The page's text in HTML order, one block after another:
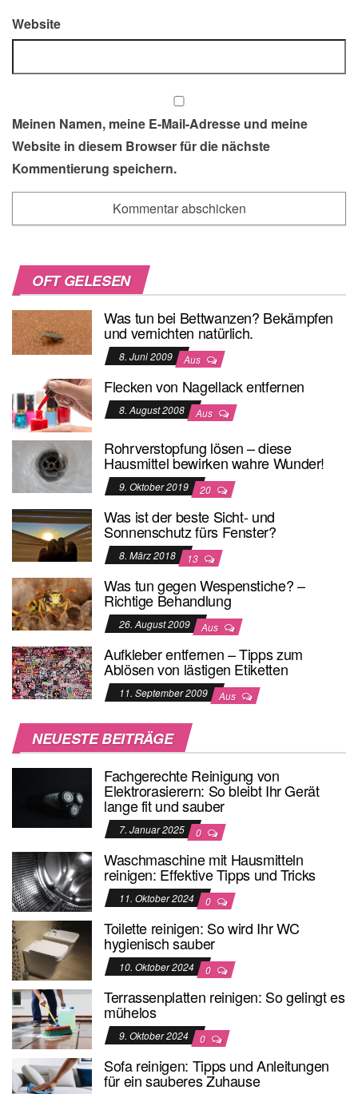
Website
Meinen Namen, meine E-Mail-Adresse und meine
Website in diesem Browser für die nächste
Kommentierung speichern.
OFT GELESEN
Was tun bei Bettwanzen? Bekämpfen
und vernichten natürlich.
8. Juni 2009 Aus
Flecken von Nagellack entfernen
8. August 2008 Aus
Rohrverstopfung lösen – diese
Hausmittel bewirken wahre Wunder!
9. Oktober 2019 20
Was ist der beste Sicht- und
Sonnenschutz fürs Fenster?
8. März 2018 13
Was tun gegen Wespenstiche? –
Richtige Behandlung
26. August 2009 Aus
Aufkleber entfernen – Tipps zum
Ablösen von lästigen Etiketten
11. September 2009 Aus
NEUESTE BEITRÄGE
Fachgerechte Reinigung von
Elektrorasierern: So bleibt Ihr Gerät
lange fit und sauber
7. Januar 2025 0
Waschmaschine mit Hausmitteln
reinigen: Effektive Tipps und Tricks
11. Oktober 2024 0
Toilette reinigen: So wird Ihr WC
hygienisch sauber
10. Oktober 2024 0
Terrassenplatten reinigen: So gelingt es
mühelos
9. Oktober 2024 0
Sofa reinigen: Tipps und Anleitungen
für ein sauberes Zuhause